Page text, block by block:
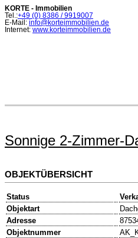
KORTE - Immobilien
Tel.:+49 (0) 8386 / 9919007
E-Mail: info@korteimmobilien.de
Internet: www.korteimmobilien.de
Sonnige 2-Zimmer-
OBJEKTÜBERSICHT
Status
Objektart
Adresse
Objektnummer